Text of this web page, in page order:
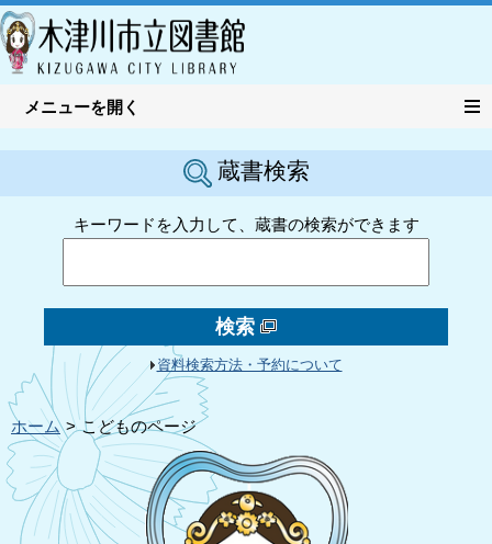
蔵書検索
キーワードを入力して、蔵書の検索ができます
検索
資料検索方法・予約について
ホーム こどものページ